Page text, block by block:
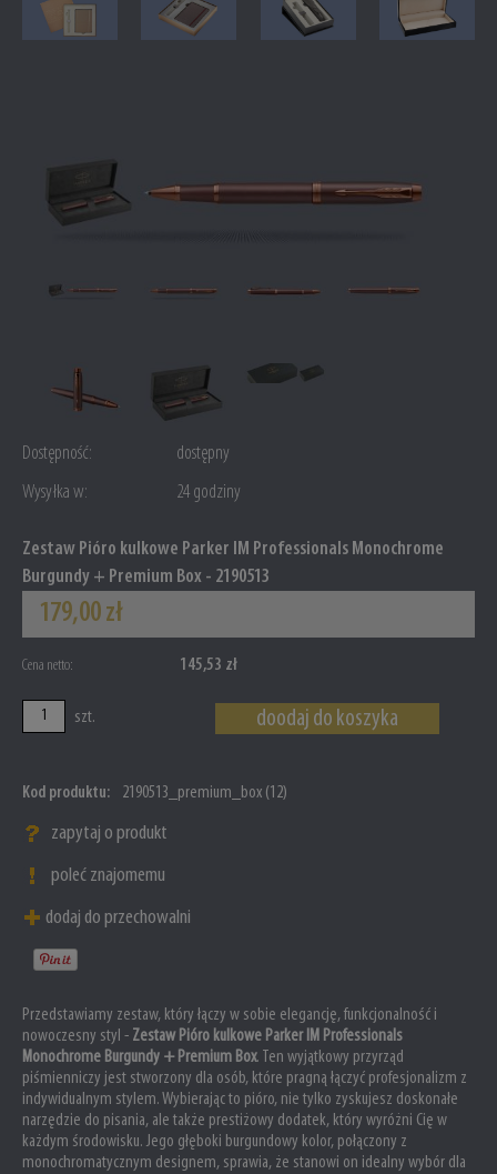
Dostępność:
dostępny
Wysyłka w:
24 godziny
Zestaw Pióro kulkowe Parker IM Professionals Monochrome
Burgundy + Premium Box - 2190513
179,00 zł
Cena netto: 145,53 zł
szt. doodaj do koszyka
Kod produktu: 2190513_premium_box (12)
zapytaj o produkt
poleć znajomemu
dodaj do przechowalni
Przedstawiamy zestaw, który łączy w sobie elegancję, funkcjonalność i
nowoczesny styl - Zestaw Pióro kulkowe Parker IM Professionals
Monochrome Burgundy + Premium Box. Ten wyjątkowy przyrząd
piśmienniczy jest stworzony dla osób, które pragną łączyć profesjonalizm z
indywidualnym stylem. Wybierając to pióro, nie tylko zyskujesz doskonałe
narzędzie do pisania, ale także prestiżowy dodatek, który wyróżni Cię w
każdym środowisku. Jego głęboki burgundowy kolor, połączony z
monochromatycznym designem, sprawia, że stanowi on idealny wybór dla